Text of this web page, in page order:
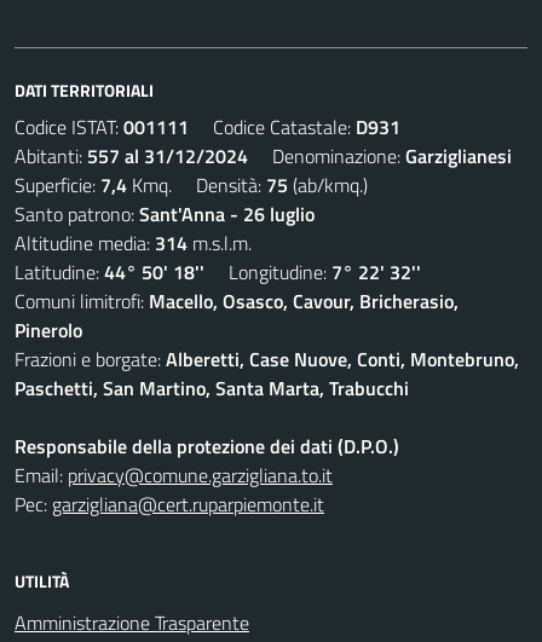
DATI TERRITORIALI
Codice ISTAT:001111 Codice Catastale: D931
Abitanti: 557 al 31/12/2024 Denominazione:Garziglianesi
Superficie: 7,4 Kmq. Densità: 75 (ab/kmq.)
Santo patrono:Sant'Anna - 26 luglio
Altitudine media: 314 m.s.l.m.
Latitudine:44° 50' 18'' Longitudine: 7° 22' 32''
Comuni limitrofi: Macello, Osasco, Cavour, Bricherasio,
Pinerolo
Frazioni e borgate:Alberetti, Case Nuove, Conti, Montebruno,
Paschetti, San Martino, Santa Marta, Trabucchi
Responsabile della protezione dei dati (D.P.O.)
Email: privacy@comune.garzigliana.to.it
Pec: garzigliana@cert.ruparpiemonte.it
UTILITÀ
Amministrazione Trasparente